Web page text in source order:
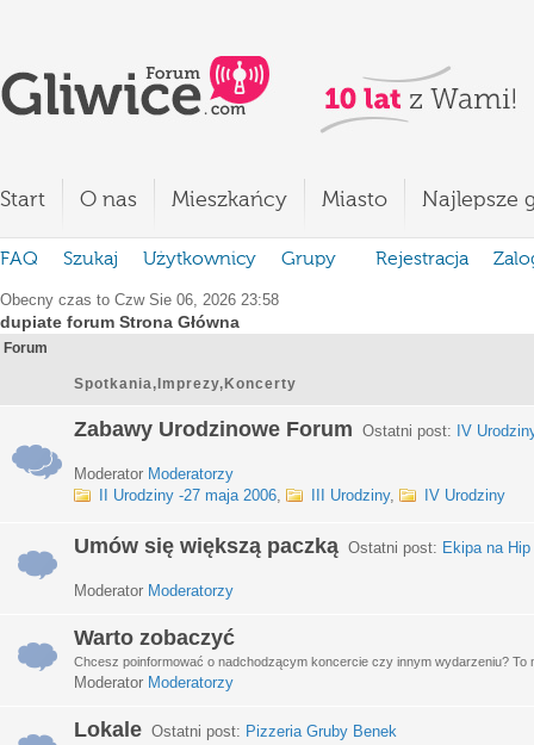
Start O nas Mieszkańcy Miasto Najlepsze
FAQ Szukaj Użytkownicy Grupy Rejestracja
Obecny czas to Czw Sie 06, 2026 23:58
dupiate forum Strona Główna
Forum
Spotkania,Imprezy,Koncerty
Zabawy Urodzinowe Forum Ostatni post: IV
Moderator Moderatorzy
II Urodziny -27 maja 2006, III Urodziny, IV Urodziny
Umów się większą paczką Ostatni post: Ekipa na
Moderator Moderatorzy
Warto zobaczyć
Chcesz poinformować o nadchodzącym koncercie czy innym wydarzeniu? To
Moderator Moderatorzy
Lokale Ostatni post: Pizzeria Gruby Benek